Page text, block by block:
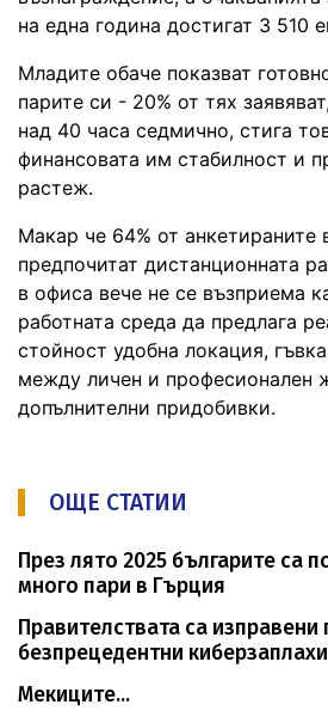
на една година достигат 3 510
Младите обаче показват
парите си - 20% от тях
над 40 часа седмично, стига
финансовата им стабилност и
растеж.
Макар че 64% от анкетираните
предпочитат дистанционната
в офиса вече не се възприема
работната среда да предлага
стойност удобна локация,
между личен и професионален
допълнителни придобивки.
ОЩЕ СТАТИИ
През лято 2025 българите са
много пари в Гърция
Правителствата са изправени
безпрецедентни
Мекиците...